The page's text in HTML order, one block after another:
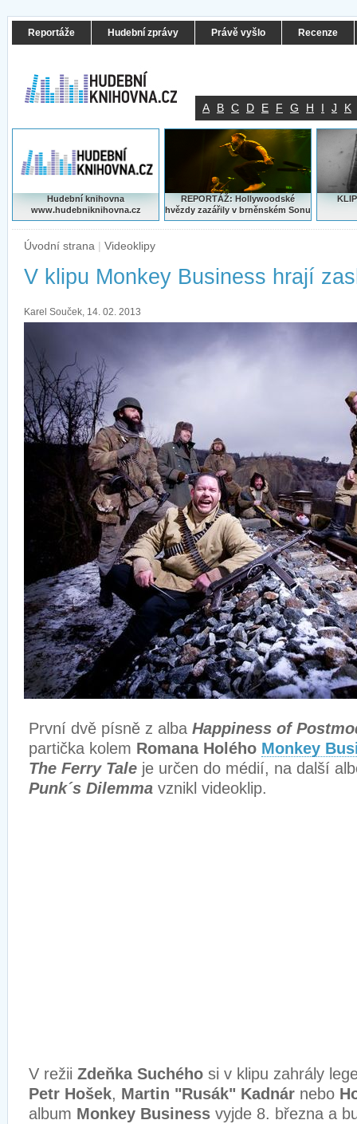
Reportáže Hudební zprávy Právě vyšlo Recenze
A B C D E F G H I J K
Hudební knihovna
www.hudebniknihovna.cz
REPORTÁŽ: Hollywoodské
hvězdy zazářily v brněnském Sonu
Úvodní strana | Videoklipy
V klipu Monkey Business hrají
Karel Souček, 14. 02. 2013
První dvě písně z alba Happiness of
partička kolem Romana Holého Monkey
The Ferry Tale je určen do médií, na další
Punk´s Dilemma vznikl videoklip.
V režii Zdeňka Suchého si v klipu zahrály
Petr Hošek, Martin "Rusák" Kadnár nebo
album Monkey Business vyjde 8. března a